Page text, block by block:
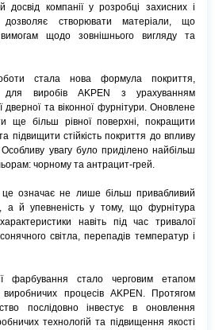
досвід компанії у розробці захисних і
дозволяє створювати матеріали, що
щодо зовнішнього вигляду та
стала нова формула покриття,
для виробів AKPEN з урахуванням
дверної та віконної фурнітури. Оновлене
ще більш рівної поверхні, покращити
підвищити стійкість покриття до впливу
увагу було приділено найбільш
чорному та антрацит-грей.
це означає не лише більш привабливий
а й упевненість у тому, що фурнітура
навіть під час тривалої
світла, перепадів температур і
фарбування стало черговим етапом
виробничих процесів AKPEN. Протягом
послідовно інвестує в оновлення
технологій та підвищення якості